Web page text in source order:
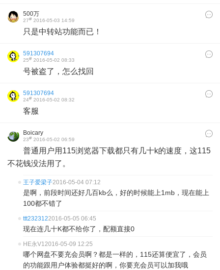
500万
27# 2016-05-03 14:59
只是中转站功能而已！
591307694
25# 2016-05-02 08:33
号被盗了，怎么找回
591307694
24# 2016-05-02 08:32
客服
Boicary
23# 2016-05-02 06:59
普通用户用115浏览器下载都只有几十k的速度，这115
不花钱没法用了。
王子爱梁子2016-05-04 07:12
是啊，前段时间还好几百kb么，好的时候能上1mb，现在能上
100都不错了
ttt2323122016-05-05 06:45
现在连几十K都不给你了，配额直接0
HE永V12016-05-09 12:25
哪个网盘不要充会员啊？都是一样的，115还算便宜了，会员
的功能跟用户体验都挺好的啊，你要充会员可以加我哦